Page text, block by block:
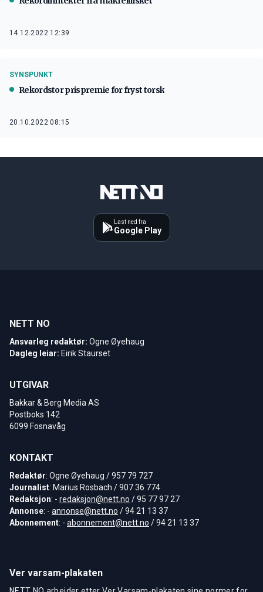
14.12.2022 12:39
SYNSPUNKT
Rekordstor prispremie for fryst torsk
20.10.2022 08:15
Last ned fra
Google Play
NETT NO
Ansvarleg redaktør: Ogne Øyehaug
Dagleg leiar: Eirik Staurset
UTGIVAR
Bakkar & Berg Media AS
Postboks 142
6099 Fosnavåg
KONTAKT
Redaktør: Ogne Øyehaug / 957 79 727
Journalist: Marius Rosbach / 907 36 774
Redaksjon: - redaksjon@nett.no / 95 77 97 27
Annonse: - annonse@nett.no / 94 21 13 37
Abonnement: - abonnement@nett.no / 94 21 13 37
Ver varsam-plakaten